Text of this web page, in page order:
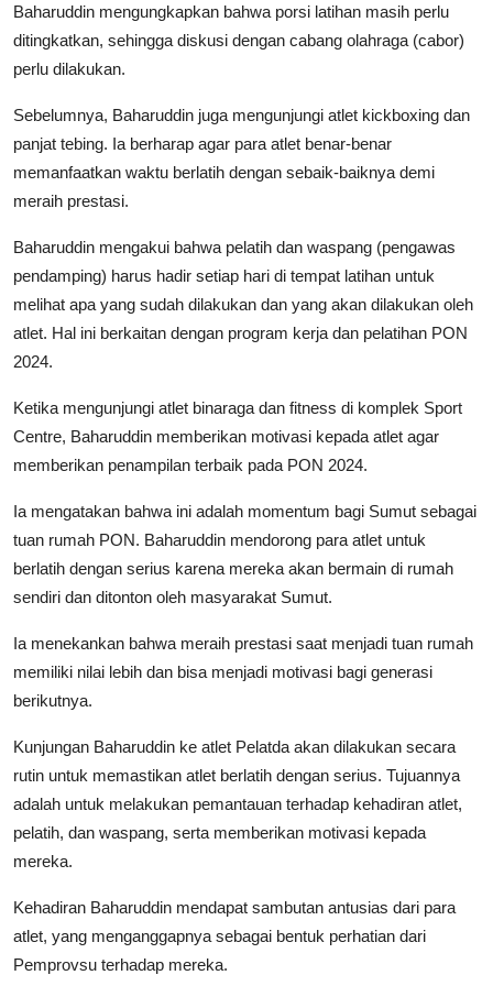
Baharuddin mengungkapkan bahwa porsi latihan masih perlu
ditingkatkan, sehingga diskusi dengan cabang olahraga (cabor)
perlu dilakukan.
Sebelumnya, Baharuddin juga mengunjungi atlet kickboxing dan
panjat tebing. Ia berharap agar para atlet benar-benar
memanfaatkan waktu berlatih dengan sebaik-baiknya demi
meraih prestasi.
Baharuddin mengakui bahwa pelatih dan waspang (pengawas
pendamping) harus hadir setiap hari di tempat latihan untuk
melihat apa yang sudah dilakukan dan yang akan dilakukan oleh
atlet. Hal ini berkaitan dengan program kerja dan pelatihan PON
2024.
Ketika mengunjungi atlet binaraga dan fitness di komplek Sport
Centre, Baharuddin memberikan motivasi kepada atlet agar
memberikan penampilan terbaik pada PON 2024.
Ia mengatakan bahwa ini adalah momentum bagi Sumut sebagai
tuan rumah PON. Baharuddin mendorong para atlet untuk
berlatih dengan serius karena mereka akan bermain di rumah
sendiri dan ditonton oleh masyarakat Sumut.
Ia menekankan bahwa meraih prestasi saat menjadi tuan rumah
memiliki nilai lebih dan bisa menjadi motivasi bagi generasi
berikutnya.
Kunjungan Baharuddin ke atlet Pelatda akan dilakukan secara
rutin untuk memastikan atlet berlatih dengan serius. Tujuannya
adalah untuk melakukan pemantauan terhadap kehadiran atlet,
pelatih, dan waspang, serta memberikan motivasi kepada
mereka.
Kehadiran Baharuddin mendapat sambutan antusias dari para
atlet, yang menganggapnya sebagai bentuk perhatian dari
Pemprovsu terhadap mereka.